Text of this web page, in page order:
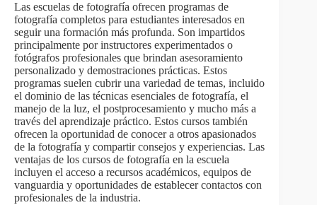
Las escuelas de fotografía ofrecen programas de
fotografía completos para estudiantes interesados en
seguir una formación más profunda. Son impartidos
principalmente por instructores experimentados o
fotógrafos profesionales que brindan asesoramiento
personalizado y demostraciones prácticas. Estos
programas suelen cubrir una variedad de temas, incluido
el dominio de las técnicas esenciales de fotografía, el
manejo de la luz, el postprocesamiento y mucho más a
través del aprendizaje práctico. Estos cursos también
ofrecen la oportunidad de conocer a otros apasionados
de la fotografía y compartir consejos y experiencias. Las
ventajas de los cursos de fotografía en la escuela
incluyen el acceso a recursos académicos, equipos de
vanguardia y oportunidades de establecer contactos con
profesionales de la industria.